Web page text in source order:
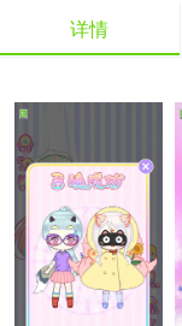
详情